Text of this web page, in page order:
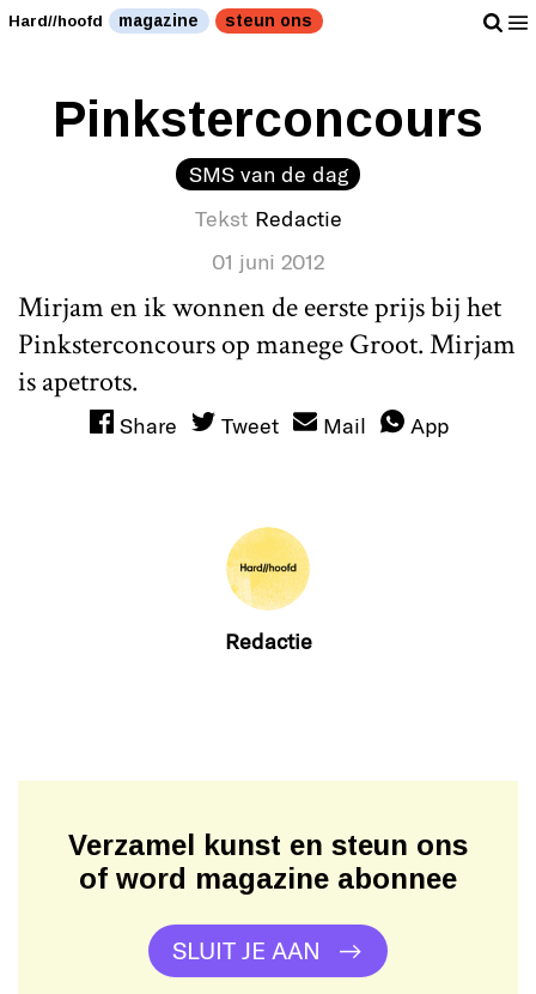
Hard//hoofd magazine steun ons
Pinksterconcours
SMS van de dag
Tekst Redactie
01 juni 2012
Mirjam en ik wonnen de eerste prijs bij het
Pinksterconcours op manege Groot. Mirjam
is apetrots.
Share Tweet Mail App
Redactie
Verzamel kunst en steun ons
of word magazine abonnee
SLUIT JE AAN